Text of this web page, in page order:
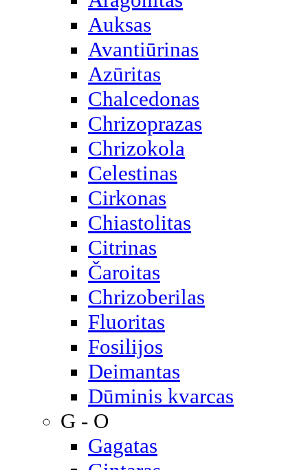
Auksas
Avantiūrinas
Azūritas
Chalcedonas
Chrizoprazas
Chrizokola
Celestinas
Cirkonas
Chiastolitas
Citrinas
Čaroitas
Chrizoberilas
Fluoritas
Fosilijos
Deimantas
Dūminis kvarcas
G - O
Gagatas